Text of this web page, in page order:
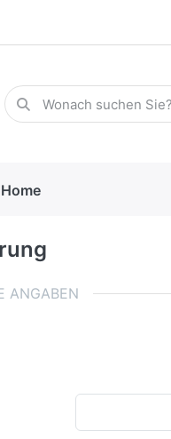
Home
ANGABEN